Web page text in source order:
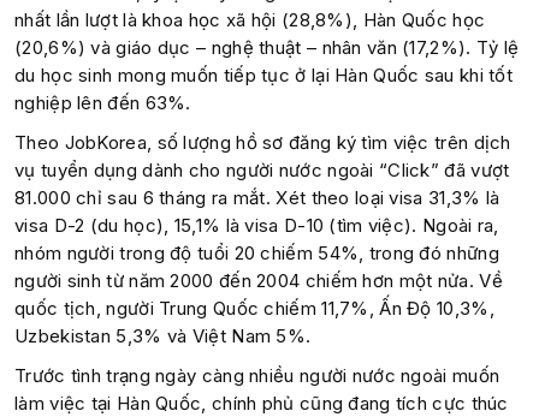
nhất lần lượt là khoa học xã hội (28,8%), Hàn Quốc học
(20,6%) và giáo dục – nghệ thuật – nhân văn (17,2%). Tỷ lệ
du học sinh mong muốn tiếp tục ở lại Hàn Quốc sau khi tốt
nghiệp lên đến 63%.
Theo JobKorea, số lượng hồ sơ đăng ký tìm việc trên dịch
vụ tuyển dụng dành cho người nước ngoài “Click” đã vượt
81.000 chỉ sau 6 tháng ra mắt. Xét theo loại visa 31,3% là
visa D-2 (du học), 15,1% là visa D-10 (tìm việc). Ngoài ra,
nhóm người trong độ tuổi 20 chiếm 54%, trong đó những
người sinh từ năm 2000 đến 2004 chiếm hơn một nửa. Về
quốc tịch, người Trung Quốc chiếm 11,7%, Ấn Độ 10,3%,
Uzbekistan 5,3% và Việt Nam 5%.
Trước tình trạng ngày càng nhiều người nước ngoài muốn
làm việc tại Hàn Quốc, chính phủ cũng đang tích cực thúc